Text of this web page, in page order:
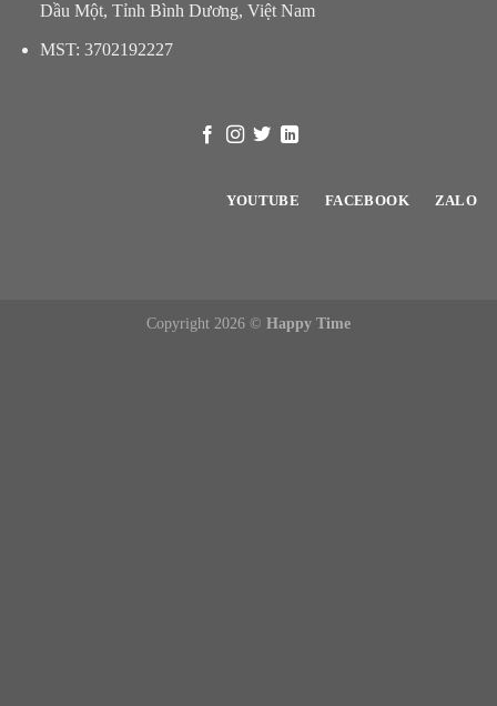
Dầu Một, Tỉnh Bình Dương, Việt Nam
MST: 3702192227
YOUTUBE FACEBOOK ZALO
Copyright 2026 © Happy Time